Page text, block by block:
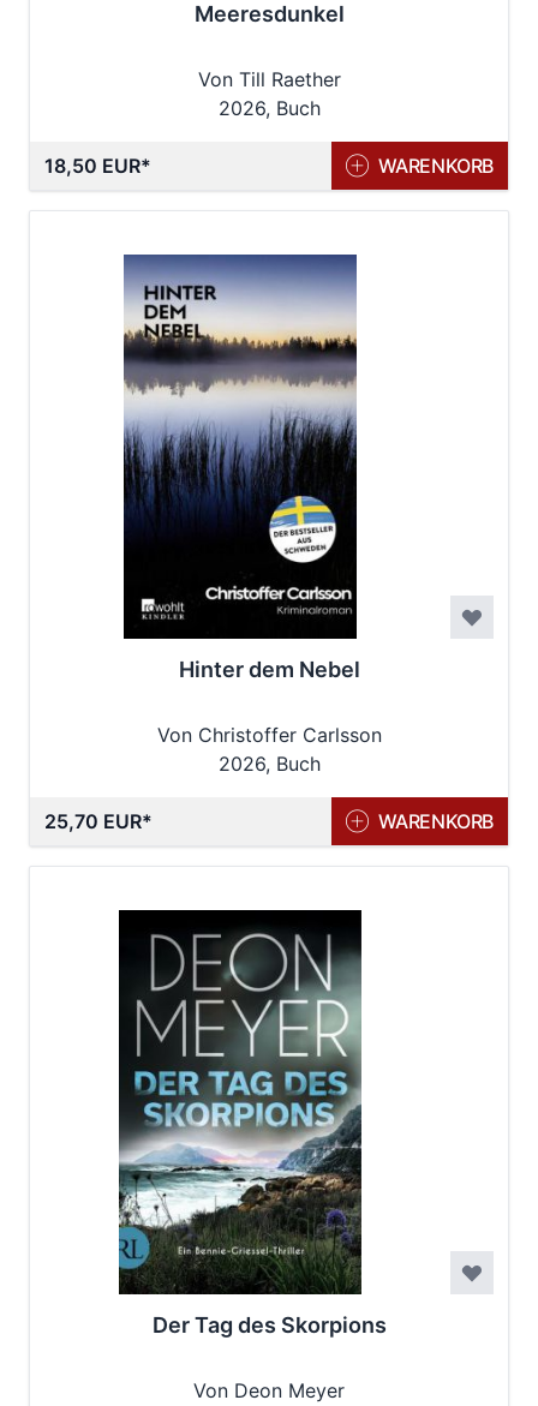
Meeresdunkel
Von Till Raether
2026, Buch
18,50 EUR WARENKORB
Hinter dem Nebel
Von Christoffer Carlsson
2026, Buch
25,70 EUR WARENKORB
Der Tag des Skorpions
Von Deon Meyer